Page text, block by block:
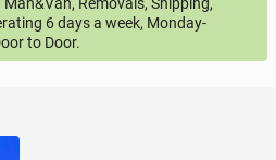
6 days a week, Monday-
to Door.